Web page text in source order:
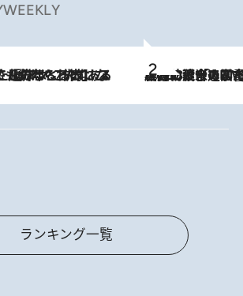
WEEKLY
2026.8.3
慶應幼稚舎の図書室からテレビの世界に飛び込んだ阿川佐和子（72）
ランキング一覧